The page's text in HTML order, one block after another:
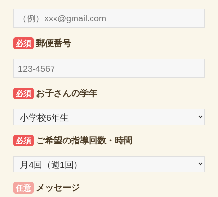
必須 郵便番号
必須 お子さんの学年
必須 ご希望の指導回数・時間
任意 メッセージ